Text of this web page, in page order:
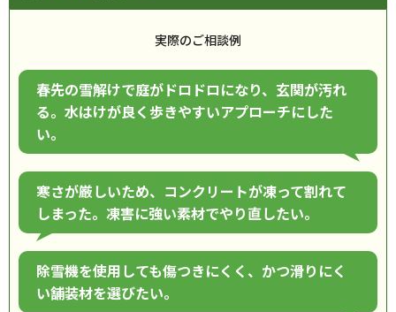
実際のご相談例
春先の雪解けで庭がドロドロになり、玄関が汚れ
る。水はけが良く歩きやすいアプローチにした
い。
寒さが厳しいため、コンクリートが凍って割れて
しまった。凍害に強い素材でやり直したい。
除雪機を使用しても傷つきにくく、かつ滑りにく
い舗装材を選びたい。